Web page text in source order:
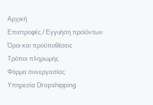
Αρχική
Επιστροφές / Εγγυήση προϊόντων
Όροι και προϋποθέσεις
Τρόποι πληρωμής
Φόρμα συνεργασίας
Υπηρεσία Dropshipping